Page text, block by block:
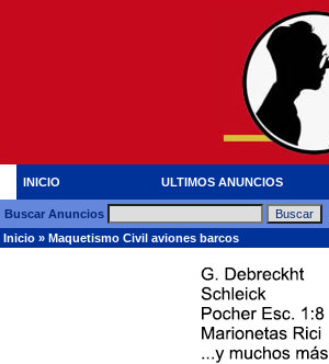
INICIO ULTIMOS ANUNCIOS
Buscar Anuncios
Inicio » Maquetismo Civil aviones barcos